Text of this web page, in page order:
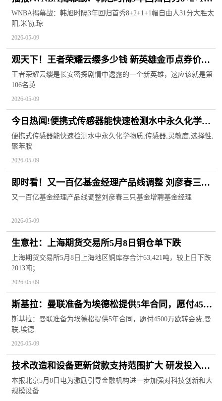
帽 自由人31分大胜太阳
WNBA揭幕战：韩旭时隔3年回归首秀8+2+1+1帽自由人31分大胜太
阳,米勒,琼
2026-05-09
观天下！王者荣耀云缨多少钱 新英雄金币点券价格
介绍
王者荣耀云缨是长安密探剧情中透露的一个新英雄，这应该就是第
106名英
2026-05-09
今日热闻!便携式传感器能快速检测水中永久化学物
质
便携式传感器能快速检测水中永久化学物质,传感器,灵敏度,选择性,
聚苯胺
2026-05-09
即时看！又一百亿基金经理产品线调整 刘彦春三只
基金增聘基金经理
又一百亿基金经理产品线调整刘彦春三只基金增聘基金经理
2026-05-09
生意社：上海期货交易所5月8日铜仓单下跌
上海期货交易所5月8日上海地区铜库存合计63,421吨，较上日下跌
2013吨；
2026-05-09
斯基拉：曼联准备为埃德松提供5年合同，愿付4500
万欧转会费
斯基拉：曼联准备为埃德松提供5年合同，愿付4500万欧转会费,曼
联,埃德
2026-05-09
技术改造和设备更新贷款支持范围扩大 研发投入水
平较高的民营中小企业可获支持
本报北京5月8日电为激励引导金融机构进一步加强对科技创新和大
规模设备